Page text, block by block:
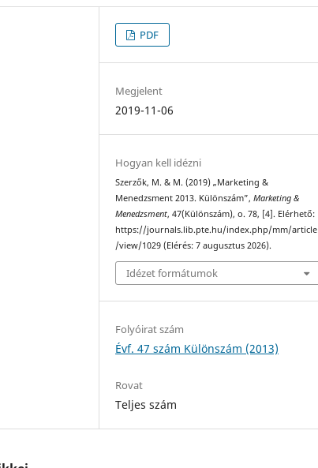
PDF
Megjelent
2019-11-06
Hogyan kell idézni
Szerzők, M. & M. (2019) „Marketing &
Menedzsment 2013. Különszám”,Marketing &
Menedzsment, 47(Különszám), o. 78, [4]. Elérhető:
https://journals.lib.pte.hu/index.php/mm/article
/view/1029 (Elérés: 7 augusztus 2026).
Idézet formátumok
Folyóirat szám
Évf. 47 szám Különszám (2013)
Rovat
Teljes szám